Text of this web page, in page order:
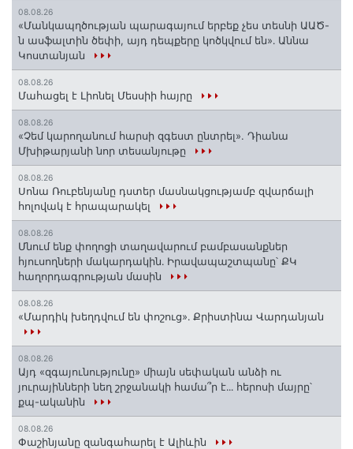
08.08.26
«Մանկապղծության պարագայում երբեք չես տեսնի ԱԱԾ-
ն ասֆալտին ծեփի, այդ դեպքերը կոծկվում են»․ Աննա
Կոստանյան
08.08.26
Մահացել է Լիոնել Մեսսիի հայրը
08.08.26
«Չեմ կարողանում հարսի զգեստ ընտրել». Դիանա
Մխիթարյանի նոր տեսանյութը
08.08.26
Սոնա Ռուբենյանը դստեր մասնակցությամբ զվարճալի
հոլովակ է հրապարակել
08.08.26
Մնում ենք փողոցի տաղավարում բամբասանքներ
հյուսողների մակարդակին․ Իրավապաշտպանը՝ ՔԿ
հաղորդագրության մասին
08.08.26
«Մարդիկ խեղդվում են փոշուց»․ Քրիստինա Վարդանյան
08.08.26
Այդ «զգայունությունը» միայն սեփական անձի ու
յուրայինների նեղ շրջանակի համա՞ր է․․․ հերոսի մայրը՝
քպ-ականին
08.08.26
Փաշինյանը զանգահարել է Ալիևին